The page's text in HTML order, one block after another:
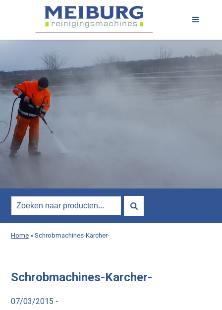
Home»Schrobmachines-Karcher-
Schrobmachines-Karcher-
07/03/2015 -